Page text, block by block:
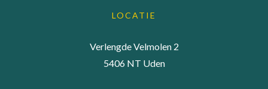
LOCATIE
Verlengde Velmolen 2
5406 NT Uden